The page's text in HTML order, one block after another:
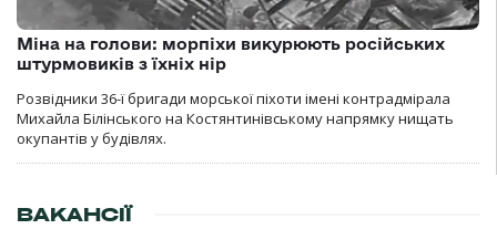
Міна на голови: морпіхи викурюють російських
штурмовиків з їхніх нір
Розвідники 36-ї бригади морської піхоти імені контрадмірала
Михайла Білінського на Костянтинівському напрямку нищать
окупантів у будівлях.
ВАКАНСІЇ